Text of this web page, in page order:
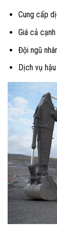
Cung cấp
Giá cả
Đội ngũ
Dịch vụ